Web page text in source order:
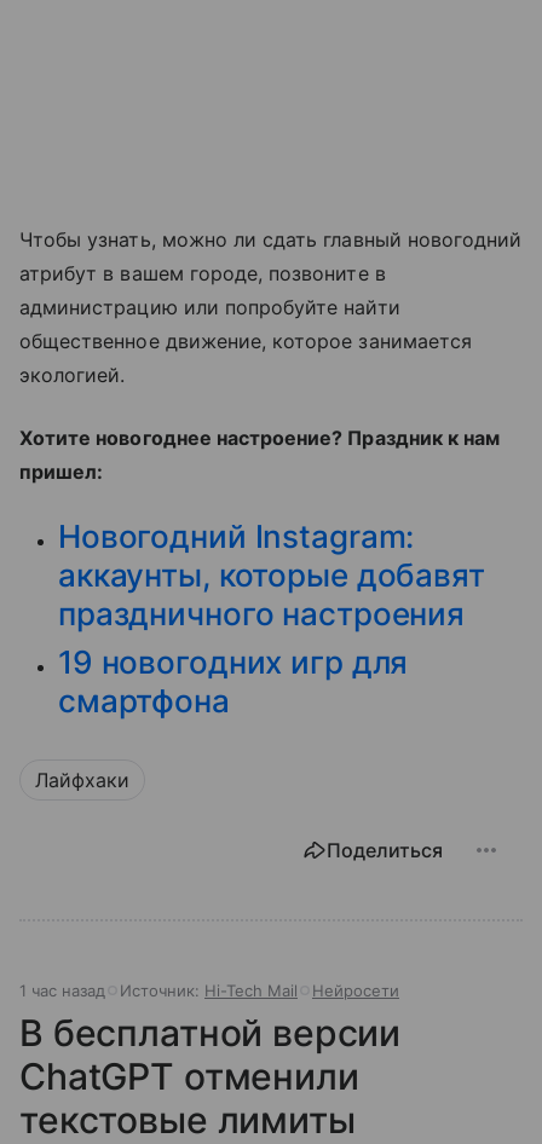
Чтобы узнать, можно ли сдать главный новогодний
атрибут в вашем городе, позвоните в
администрацию или попробуйте найти
общественное движение, которое занимается
экологией.
Хотите новогоднее настроение? Праздник к нам
пришел:
Новогодний Instagram:
аккаунты, которые добавят
праздничного настроения
19 новогодних игр для
смартфона
Лайфхаки
Поделиться
1 час назад Источник: Hi-Tech Mail Нейросети
В бесплатной версии
ChatGPT отменили
текстовые лимиты